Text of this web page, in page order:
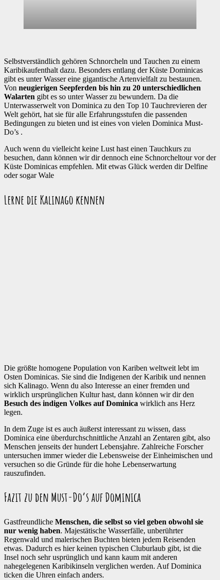
Selbstverständlich gehören Schnorcheln und Tauchen zu einem
Karibikaufenthalt dazu. Besonders entlang der Küste Dominicas
gibt es unter Wasser eine gigantische Artenvielfalt zu bestaunen.
Von neugierigen Seepferden bis hin zu 20 unterschiedlichen
Walarten gibt es so unter Wasser zu bewundern. Da die
Unterwasserwelt von Dominica zu den Top 10 Tauchrevieren der
Welt gehört, hat sie für alle Erfahrungsstufen die passenden
Bedingungen zu bieten und ist eines von vielen Dominica Must-
Do’s .
Auch wenn du vielleicht keine Lust hast einen Tauchkurs zu
besuchen, dann können wir dir dennoch eine Schnorcheltour vor der
Küste Dominicas empfehlen. Mit etwas Glück werden dir Delfine
oder sogar Wale
Lerne die Kalinago kennen
Die größte homogene Population von Kariben weltweit lebt im
Osten Dominicas. Sie sind die Indigenen der Karibik und nennen
sich Kalinago. Wenn du also Interesse an einer fremden und
wirklich ursprünglichen Kultur hast, dann können wir dir den
Besuch des indigen Volkes auf Dominica wirklich ans Herz
legen.
In dem Zuge ist es auch äußerst interessant zu wissen, dass
Dominica eine überdurchschnittliche Anzahl an Zentaren gibt, also
Menschen jenseits der hundert Lebensjahre. Zahlreiche Forscher
untersuchen immer wieder die Lebensweise der Einheimischen und
versuchen so die Gründe für die hohe Lebenserwartung
rauszufinden.
Fazit zu den Must-Do’s auf Dominica
Gastfreundliche Menschen, die selbst so viel geben obwohl sie
nur wenig haben. Majestätische Wasserfälle, unberührter
Regenwald und malerischen Buchten bieten jedem Reisenden
etwas. Dadurch es hier keinen typischen Cluburlaub gibt, ist die
Insel noch sehr usprünglich und kann kaum mit anderen
nahegelegenen Karibikinseln verglichen werden. Auf Dominica
ticken die Uhren einfach anders.